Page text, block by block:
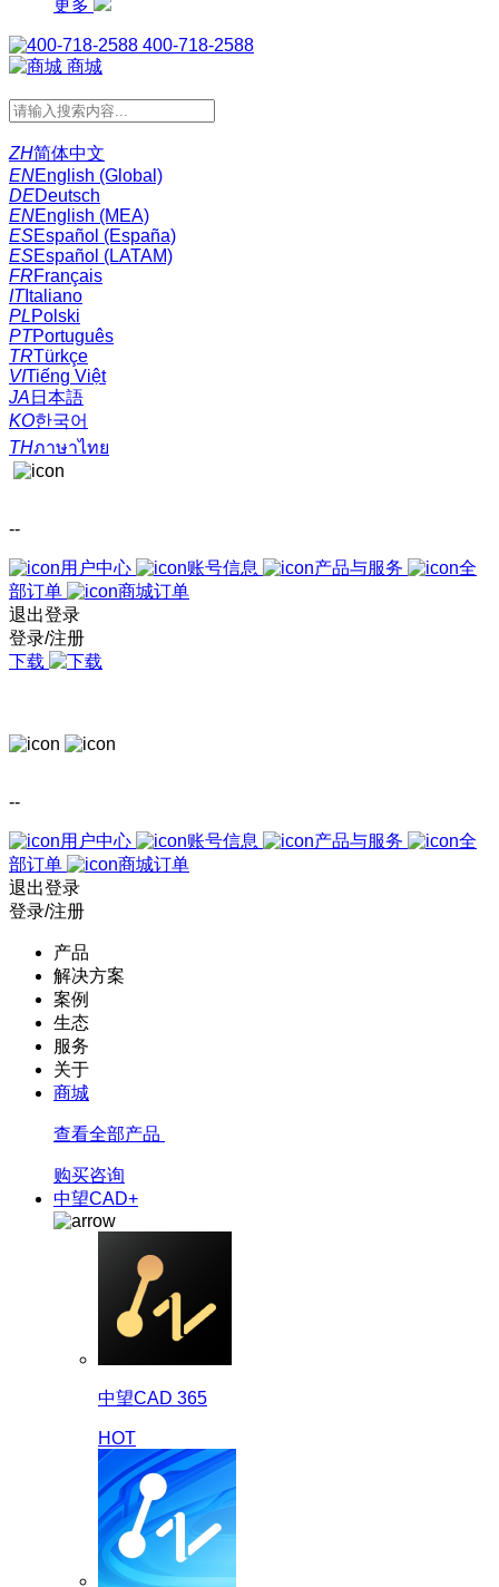
更多
400-718-2588
商城
ZH简体中文
ENEnglish (Global)
DEDeutsch
ENEnglish (MEA)
ESEspañol (España)
ESEspañol (LATAM)
FRFrançais
ITItaliano
PLPolski
PTPortuguês
TRTürkçe
VITiếng Việt
JA 日本語
KO한국어
THภาษาไทย
--
用户中心 账号信息 产品与服务
全
部订单
商城订单
退出登录
登录/注册
下载
--
用户中心 账号信息 产品与服务
全
部订单
商城订单
退出登录
登录/注册
产品
解决方案
案例
生态
服务
关于
商城
查看全部产品
购买咨询
中望CAD+
中望CAD 365
HOT